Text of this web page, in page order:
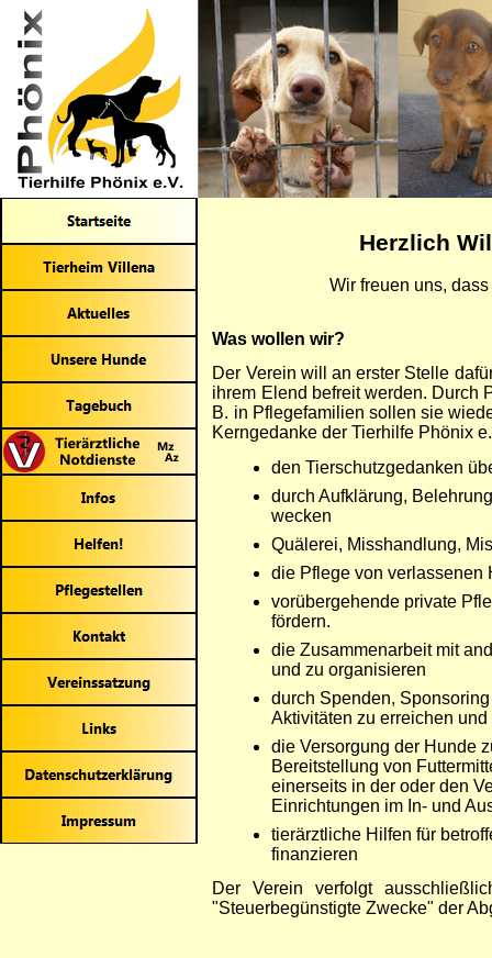
Herzlich
Wir freuen uns,
Was wollen wir?
Der Verein will an erster Stelle
ihrem Elend befreit werden. Durch
B. in Pflegefamilien sollen sie
Kerngedanke der Tierhilfe Phönix
den Tierschutzgedanken
durch Aufklärung,
wecken
Quälerei, Misshandlung,
die Pflege von verlassenen
vorübergehende private
fördern.
die Zusammenarbeit mit
und zu organisieren
durch Spenden,
Aktivitäten zu erreichen
die Versorgung der Hunde
Bereitstellung von
einerseits in der oder den
Einrichtungen im In- und
tierärztliche Hilfen für
finanzieren
Der Verein verfolgt
"Steuerbegünstigte Zwecke" der